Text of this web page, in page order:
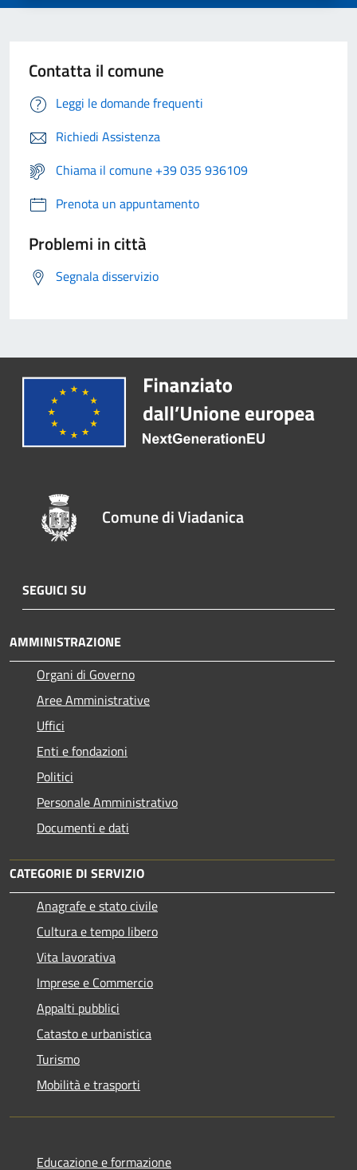
Contatta il comune
Leggi le domande frequenti
Richiedi Assistenza
Chiama il comune +39 035 936109
Prenota un appuntamento
Problemi in città
Segnala disservizio
Comune di Viadanica
SEGUICI SU
AMMINISTRAZIONE
Organi di Governo
Aree Amministrative
Uffici
Enti e fondazioni
Politici
Personale Amministrativo
Documenti e dati
CATEGORIE DI SERVIZIO
Anagrafe e stato civile
Cultura e tempo libero
Vita lavorativa
Imprese e Commercio
Appalti pubblici
Catasto e urbanistica
Turismo
Mobilità e trasporti
Educazione e formazione